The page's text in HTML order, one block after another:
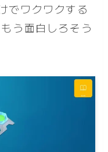
でワクワクする
う面白しろそう